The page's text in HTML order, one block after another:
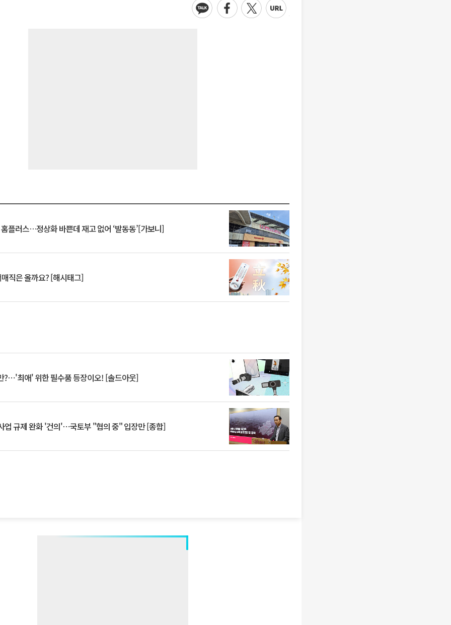
플러스…정상화 바쁜데 재고 없어 ‘발동동’[가보니]
직은 올까요? [해시태그]
?⋯'최애' 위한 필수품 등장이오! [솔드아웃]
업 규제 완화 '건의'⋯국토부 "협의 중" 입장만 [종합]